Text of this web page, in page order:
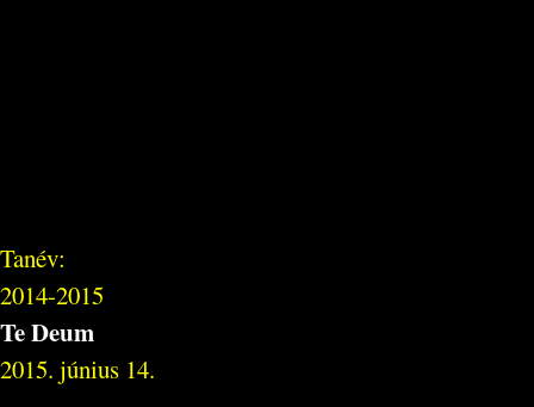
Tanév:
2014-2015
Te Deum
2015. június 14.